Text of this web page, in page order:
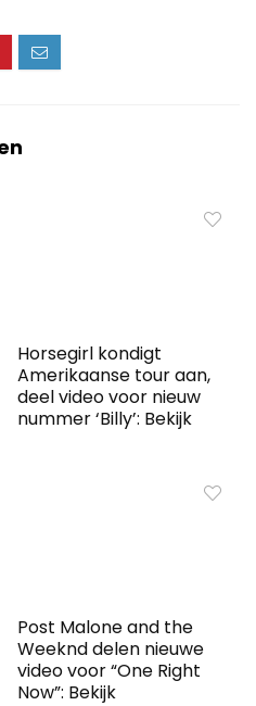
Horsegirl kondigt
Amerikaanse tour aan,
deel video voor nieuw
nummer ‘Billy’: Bekijk
Post Malone and the
Weeknd delen nieuwe
video voor “One Right
Now”: Bekijk